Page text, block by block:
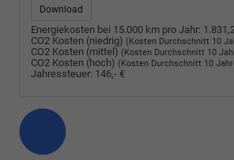
Download
Energiekosten bei 15.000 km pro Jahr:
CO2 Kosten (niedrig) (Kosten Durchschnitt 10
CO2 Kosten (mittel) (Kosten Durchschnitt 10
CO2 Kosten (hoch) (Kosten Durchschnitt 10
Jahressteuer: 146,- €